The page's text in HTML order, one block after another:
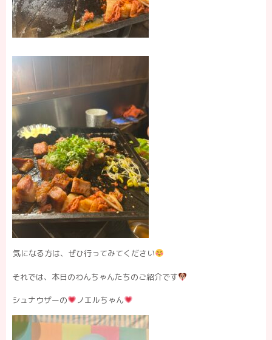
気になる方は、ぜひ行ってみてください
それでは、本日のわんちゃんたちのご紹介です
シュナウザーの ノエルちゃん